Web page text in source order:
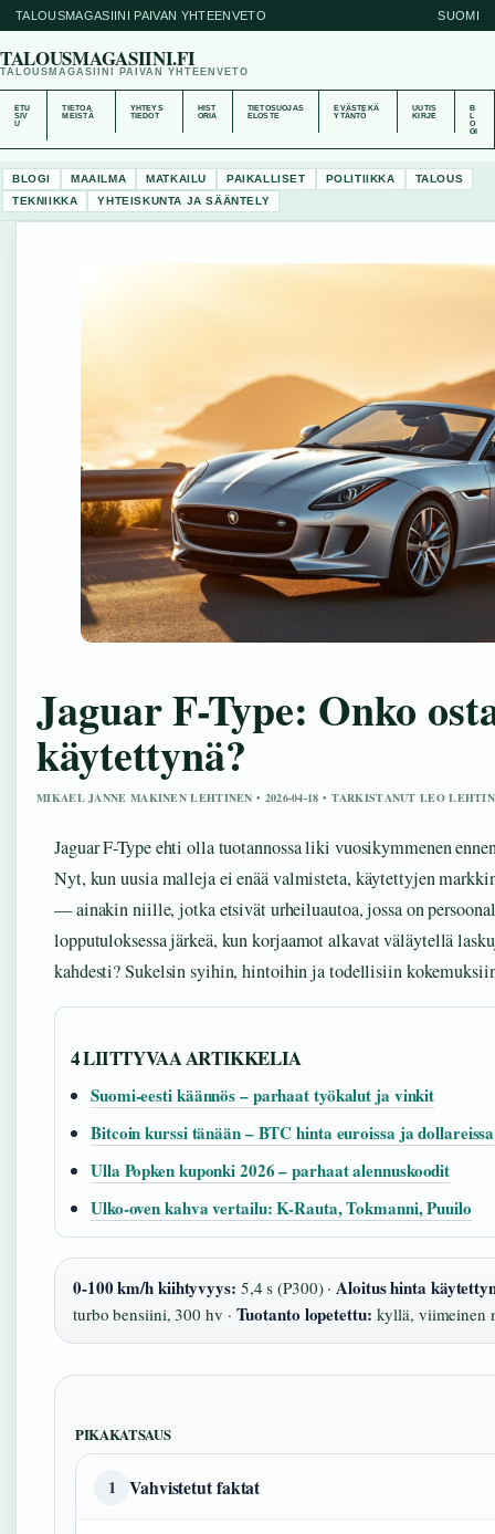
TALOUSMAGASIINI PAIVAN YHTEENVETO SUOMI
TALOUSMAGASIINI.FI
TALOUSMAGASIINI PAIVAN YHTEENVETO
ETU
SIV
U
TIETOA
MEISTÄ
YHTEYS
TIEDOT
HIST
ORIA
TIETOSUOJAS
ELOSTE
EVÄSTEKÄ
YTÄNTÖ
UUTIS
KIRJE
B
O
GI
BLOGI MAAILMA MATKAILU PAIKALLISET POLITIIKKA
TALOUS
TEKNIIKKA
YHTEISKUNTA JA SÄÄNTELY
Jaguar F-Type: Onko
käytettynä?
MIKAEL JANNE MAKINEN LEHTINEN • 2026-04-18 • TARKISTANUT LEO
Jaguar F-Type ehti olla tuotannossa liki vuosikymmenen
Nyt, kun uusia malleja ei enää valmisteta, käytettyjen
— ainakin niille, jotka etsivät urheiluautoa, jossa on
lopputuloksessa järkeä, kun korjaamot alkavat väläytellä
kahdesti? Sukelsin syihin, hintoihin ja todellisiin
4 LIITTYVAA ARTIKKELIA
Suomi-eesti käännös – parhaat työkalut ja vinkit
Bitcoin kurssi tänään – BTC hinta euroissa ja dollareissa
Ulla Popken kuponki 2026 – parhaat alennuskoodit
Ulko-oven kahva vertailu: K-Rauta, Tokmanni, Puuilo
0-100 km/h kiihtyvyys: 5,4 s (P300) · Aloitus hinta
turbo bensiini, 300 hv · Tuotanto lopetettu: kyllä, viimeinen
PIKAKATSAUS
1 Vahvistetut faktat